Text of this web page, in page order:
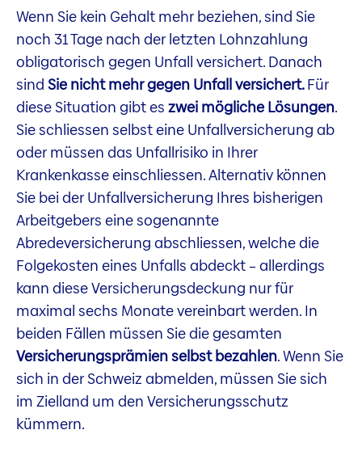
Wenn Sie kein Gehalt mehr beziehen, sind Sie
noch 31 Tage nach der letzten Lohnzahlung
obligatorisch gegen Unfall versichert. Danach
sind Sie nicht mehr gegen Unfall versichert.Für
diese Situation gibt es zwei mögliche Lösungen.
Sie schliessen selbst eine Unfallversicherung ab
oder müssen das Unfallrisiko in Ihrer
Krankenkasse einschliessen. Alternativ können
Sie bei der Unfallversicherung Ihres bisherigen
Arbeitgebers eine sogenannte
Abredeversicherung abschliessen, welche die
Folgekosten eines Unfalls abdeckt – allerdings
kann diese Versicherungsdeckung nur für
maximal sechs Monate vereinbart werden. In
beiden Fällen müssen Sie die gesamten
Versicherungsprämien selbst bezahlen. Wenn Sie
sich in der Schweiz abmelden, müssen Sie sich
im Zielland um den Versicherungsschutz
kümmern.